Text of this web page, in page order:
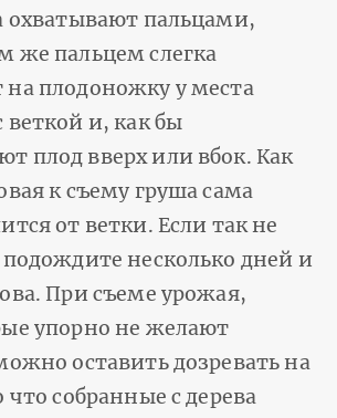
охватывают пальцами,
же пальцем слегка
плодоножку у места
веткой и, как бы
плод вверх или вбок. Как
к съему груша сама
от ветки. Если так не
несколько дней и
При съеме урожая,
упорно не желают
оставить дозревать на
что собранные с дерева